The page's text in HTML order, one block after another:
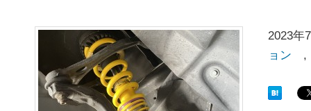
2023年
ョン ,